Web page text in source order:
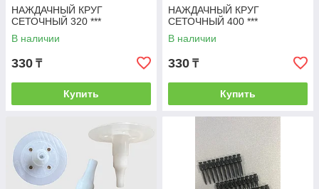
НАЖДАЧНЫЙ КРУГ
СЕТОЧНЫЙ 320 ***
В наличии
330 ₸
Купить
НАЖДАЧНЫЙ КРУГ
СЕТОЧНЫЙ 400 ***
В наличии
330 ₸
Купить